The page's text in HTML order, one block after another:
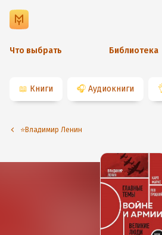
Что выбрать Библиотека
📖 Книги 🎧 Аудиокниги
⭐️Владимир Ленин